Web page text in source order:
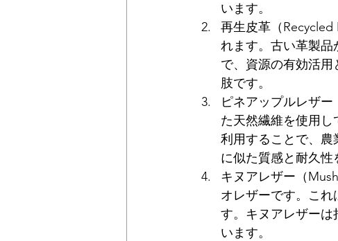
います。
再生皮革（
れます。古い革製品
で、資源の有効活
肢です。
ピネアップルレザ
た天然繊維を使用
利用することで、
に似た質感と耐久性
キヌアレザー（
オレザーです。こ
す。キヌアレザーは
います。